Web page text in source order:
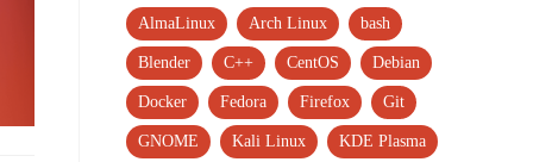
AlmaLinux Arch Linux bash
Blender C++ CentOS Debian
Docker Fedora Firefox Git
GNOME Kali Linux KDE Plasma